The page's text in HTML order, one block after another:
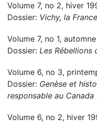
Volume 7, no 2, hiver
Dossier: Vichy, la
Volume 7, no 1,
Dossier: Les Rébellions
Volume 6, no 3,
Dossier: Genèse et
responsable au Canada
Volume 6, no 2, hiver